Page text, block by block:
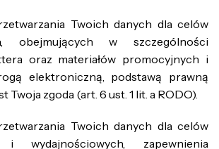
Twoich danych dla celów
obejmujących w szczególności
oraz materiałów promocyjnych i
elektroniczną, podstawą prawną
Twoja zgoda (art. 6 ust. 1 lit. a RODO).
Twoich danych dla celów
i wydajnościowych, zapewnienia